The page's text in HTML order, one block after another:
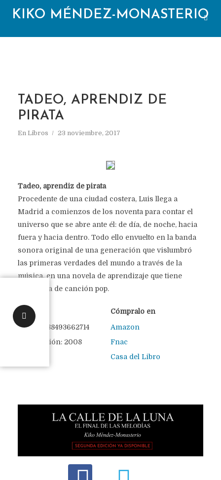
KIKO MÉNDEZ-MONASTERIO
TADEO, APRENDIZ DE
PIRATA
En Libros 23 noviembre, 2017
Tadeo, aprendiz de pirata
Procedente de una ciudad costera, Luis llega a
Madrid a comienzos de los noventa para contar el
universo que se abre ante él: de día, de noche, hacia
fuera y hacia dentro. Todo ello envuelto en la banda
sonora original de una generación que vislumbró
las primeras verdades del mundo a través de la
música, en una novela de aprendizaje que tiene
estructura de canción pop.
Detalles
ISBN: 9788493662714
Año edición: 2008
Cómpralo en
Amazon
Fnac
Casa del Libro